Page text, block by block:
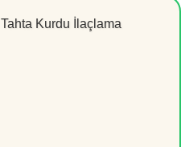
Tahta Kurdu İlaçlama